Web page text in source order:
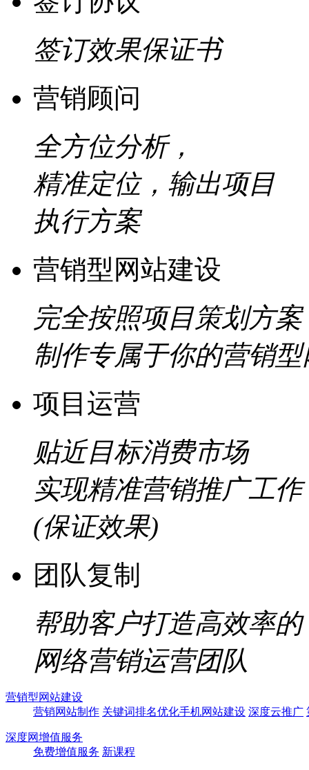
签订效果保证书
营销顾问
全方位分析，
精准定位，输出项目
执行方案
营销型网站建设
完全按照项目策划方案
制作专属于你的营销
项目运营
贴近目标消费市场
实现精准营销推广工作
(保证效果)
团队复制
帮助客户打造高效率的
网络营销运营团队
营销型网站建设
营销网站制作 关键词排名优化手机网站建设 深度云推广
深度网增值服务
免费增值服务 新课程